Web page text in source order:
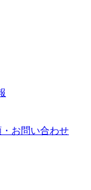
お問い合わせ